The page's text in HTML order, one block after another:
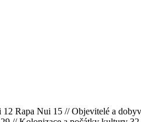
Rapa Nui 15 // Objevitelé a